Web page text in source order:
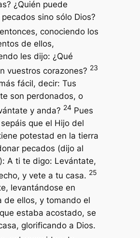
¿Quién puede
sino sólo Dios?
conociendo los
de ellos,
les dijo: ¿Qué
vuestros corazones? 23
fácil, decir: Tus
son perdonados, o
y anda? 24Pues
que el Hijo del
potestad en la tierra
pecados (dijo al
A ti te digo: Levántate,
y vete a tu casa. 25
levantándose en
de ellos, y tomando el
estaba acostado, se
glorificando a Dios.